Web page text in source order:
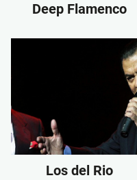
Deep Flamenco
Los del Rio